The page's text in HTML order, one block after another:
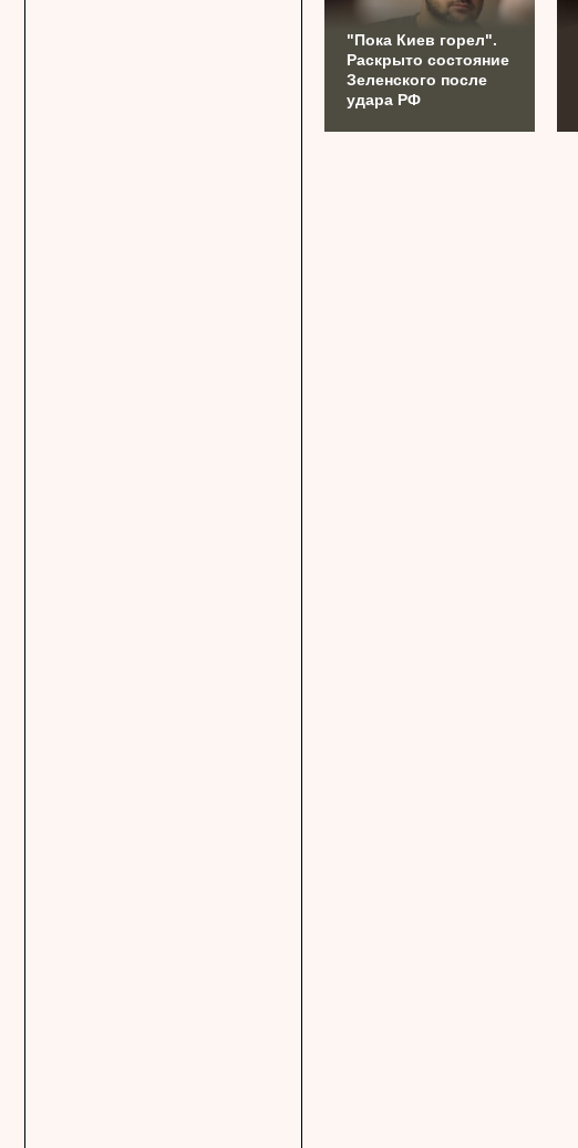
"Пока Киев горел".
Раскрыто состояние
Зеленского после
удара РФ